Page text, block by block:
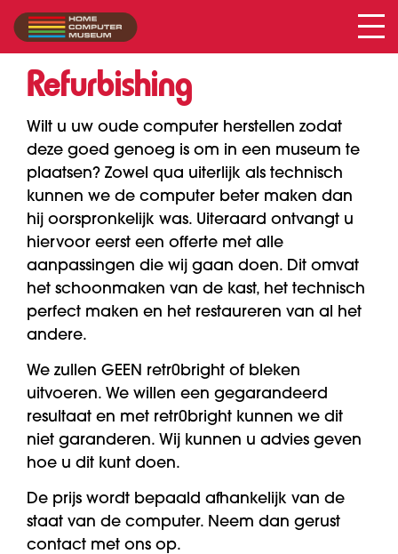
Museumkwaliteit
Refurbishing
Wilt u uw oude computer herstellen zodat
deze goed genoeg is om in een museum te
plaatsen? Zowel qua uiterlijk als technisch
kunnen we de computer beter maken dan
hij oorspronkelijk was. Uiteraard ontvangt u
hiervoor eerst een offerte met alle
aanpassingen die wij gaan doen. Dit omvat
het schoonmaken van de kast, het technisch
perfect maken en het restaureren van al het
andere.
We zullen GEEN retr0bright of bleken
uitvoeren. We willen een gegarandeerd
resultaat en met retr0bright kunnen we dit
niet garanderen. Wij kunnen u advies geven
hoe u dit kunt doen.
De prijs wordt bepaald afhankelijk van de
staat van de computer. Neem dan gerust
contact met ons op.